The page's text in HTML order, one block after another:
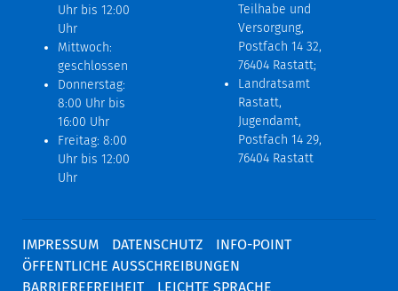
Uhr bis 12:00
Uhr
Mittwoch:
geschlossen
Donnerstag:
8:00 Uhr bis
16:00 Uhr
Freitag: 8:00
Uhr bis 12:00
Uhr
Teilhabe und
Versorgung,
Postfach 14 32,
76404 Rastatt;
Landratsamt
Rastatt,
Jugendamt,
Postfach 14 29,
76404 Rastatt
IMPRESSUM DATENSCHUTZ
INFO-POINT
ÖFFENTLICHE AUSSCHREIBUNGEN
BARRIEREFREIHEIT
LEICHTE SPRACHE